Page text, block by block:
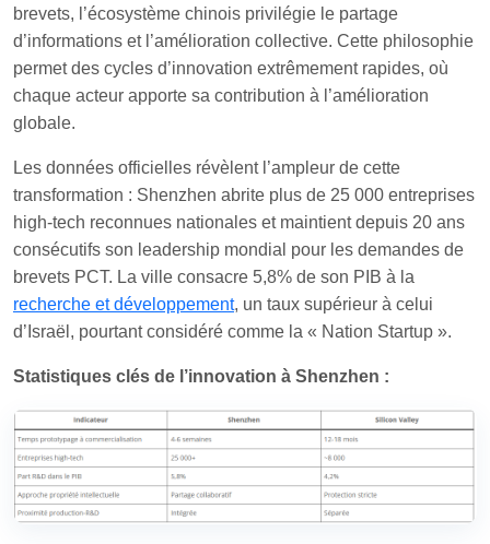
brevets, l’écosystème chinois privilégie le partage
d’informations et l’amélioration collective. Cette philosophie
permet des cycles d’innovation extrêmement rapides, où
chaque acteur apporte sa contribution à l’amélioration
globale.
Les données officielles révèlent l’ampleur de cette
transformation : Shenzhen abrite plus de 25 000 entreprises
high-tech reconnues nationales et maintient depuis 20 ans
consécutifs son leadership mondial pour les demandes de
brevets PCT. La ville consacre 5,8% de son PIB à la
recherche et développement, un taux supérieur à celui
d’Israël, pourtant considéré comme la « Nation Startup ».
Statistiques clés de l’innovation à Shenzhen :